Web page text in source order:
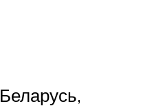
Беларусь,